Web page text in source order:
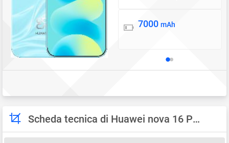
Batteria
7000 mAh
Scheda tecnica di Huawei nova 16 Pro